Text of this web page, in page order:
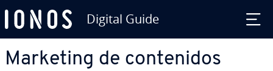
Digital Guide
Marketing de co­n­te­ni­dos